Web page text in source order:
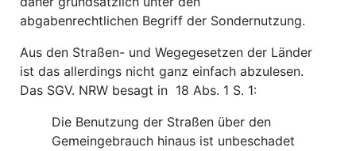
abgabenrechtlichen Begriff der Sondernutzung.
Aus den Straßen- und Wegegesetzen der Länder
ist das allerdings nicht ganz einfach abzulesen.
Das SGV. NRW besagt in 18 Abs. 1 S. 1:
Die Benutzung der Straßen über den
Gemeingebrauch hinaus ist unbeschadet